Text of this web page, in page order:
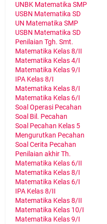
UNBK Matematika SMP
USBN Matematika SD
UN Matematika SMP
USBN Matematika SD
Penilaian Tgh. Smt.
Matematika Kelas 8/II
Matematika Kelas 4/I
Matematika Kelas 9/I
IPA Kelas 8/I
Matematika Kelas 8/I
Matematika Kelas 6/I
Soal Operasi Pecahan
Soal Bil. Pecahan
Soal Pecahan Kelas 5
Mengurutkan Pecahan
Soal Cerita Pecahan
Penilaian akhir Th.
Matematika Kelas 6/II
Matematika Kelas 8/I
Matematika Kelas 6/I
IPA Kelas 8/II
Matematika Kelas 8/II
Matematika Kelas 10/I
Matematika Kelas 9/I